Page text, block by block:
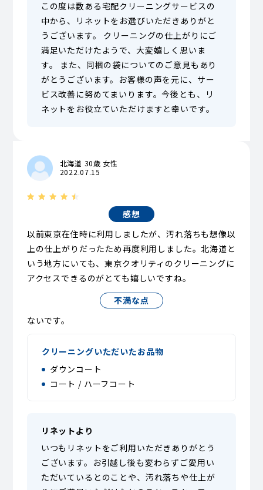
この度は数ある宅配クリーニングサービスの
中から、リネットをお選びいただきありがと
うございます。 クリーニングの仕上がりにご
満足いただけたようで、大変嬉しく思いま
す。 また、同梱の袋についてのご意見もあり
がとうございます。お客様の声を元に、サー
ビス改善に努めてまいります。今後とも、リ
ネットをお役立ていただけますと幸いです。
北海道 30歳 女性
2022.07.15
感想
以前東京在住時に利用しましたが、汚れ落ちも想像以
上の仕上がりだったため再度利用しました。北海道と
いう地方にいても、東京クオリティのクリーニングに
アクセスできるのがとても嬉しいですね。
不満な点
ないです。
クリーニングいただいたお品物
ダウンコート
コート / ハーフコート
リネットより
いつもリネットをご利用いただきありがとう
ございます。お引越し後も変わらずご愛用い
ただいているとのことや、汚れ落ちや仕上が